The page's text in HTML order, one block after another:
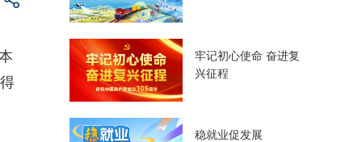
牢记初心使命 奋进复
兴征程
稳就业促发展